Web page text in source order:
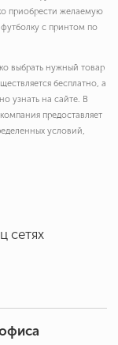
приобрести желаемую
с принтом по
выбрать нужный товар
бесплатно, а
узнать на сайте. В
предоставляет
условий,
сетях